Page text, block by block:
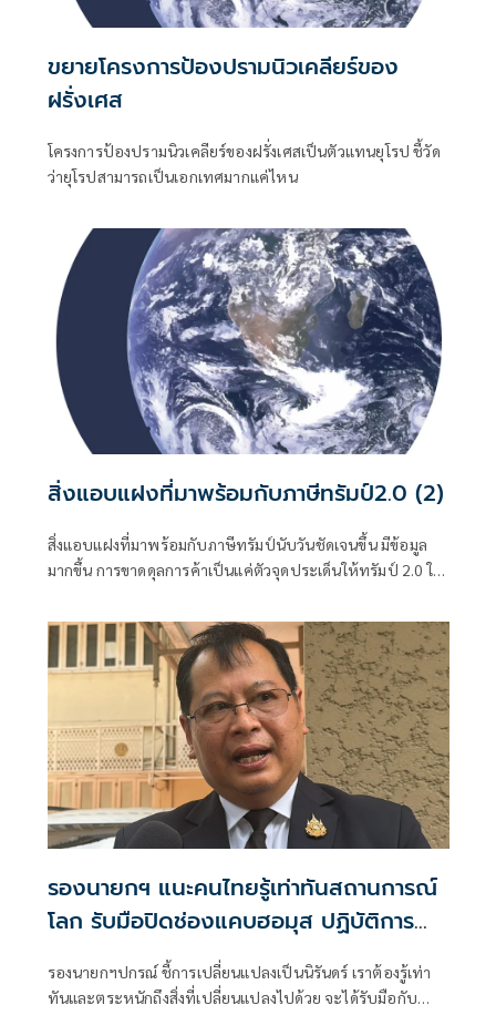
ขยายโครงการป้องปรามนิวเคลียร์ของ
ฝรั่งเศส
โครงการป้องปรามนิวเคลียร์ของฝรั่งเศสเป็นตัวแทนยุโรป ชี้วัด
ว่ายุโรปสามารถเป็นเอกเทศมากแค่ไหน
สิ่งแอบแฝงที่มาพร้อมกับภาษีทรัมป์2.0 (2)
สิ่งแอบแฝงที่มาพร้อมกับภาษีทรัมป์นับวันชัดเจนขึ้น มีข้อมูล
มากขึ้น การขาดดุลการค้าเป็นแค่ตัวจุดประเด็นให้ทรัมป์ 2.0 ใช้
รองนายกฯ แนะคนไทยรู้เท่าทันสถานการณ์
โลก รับมือปิดช่องแคบฮอมุส ปฏิบัติการ
รอบสามตะวันออกกลาง
รองนายกฯปกรณ์ ชี้การเปลี่ยนแปลงเป็นนิรันดร์ เราต้องรู้เท่า
ทันและตระหนักถึงสิ่งที่เปลี่ยนแปลงไปด้วย จะได้รับมือกับ